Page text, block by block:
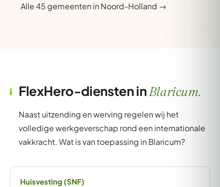
Alle 45 gemeenten in Noord-Holland →
FlexHero-diensten inBlaricum.
Naast uitzending en werving regelen wij het
volledige werkgeverschap rond een internationale
vakkracht. Wat is van toepassing in Blaricum?
Huisvesting (SNF)